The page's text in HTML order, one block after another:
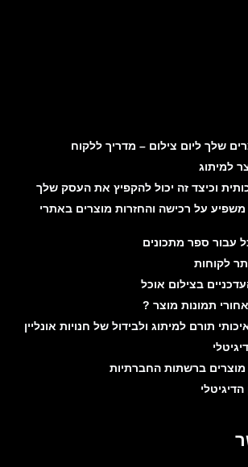
שלך ליום צילום – מדריך ללקוח
למיתוג
וכיצד זה יכול להקפיץ את העסק שלך
משפיע על רכישה והחזרות מוצרים באתרי
עבור ספר מתכונים
לקוחות
בצילום אוכל
תמונות מוצר ?
תורם למיתוג ולבידול של חנויות אונליין
מוצרים ברשתות החברתיות